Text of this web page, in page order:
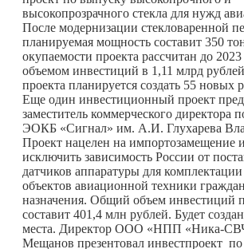
высокопрозрачного стекла для нужд
После модернизации стекловаренной
планируемая мощность составит 350
окупаемости проекта рассчитан до
объемом инвестиций в 1,11 млрд
проекта планируется создать 55 новых
Еще один инвестиционный проект
заместитель коммерческого директора
ЭОКБ «Сигнал» им. А.И. Глухарева
Проект нацелен на импортозамещение
исключить зависимость России от
датчиков аппаратуры для
объектов авиационной техники
назначения. Общий объем инвестиций
составит 401,4 млн рублей. Будет
места. Директор ООО «НПП «Ника-
Мещанов презентовал инвестпроект по